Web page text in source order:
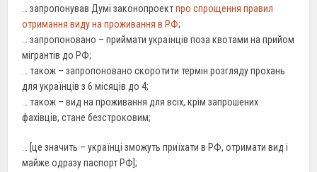
… запропонував Думі законопроектпро спрощення правил
отримання виду на проживання в РФ;
… запропоновано – приймати українців поза квотами на прийом
мігрантів до РФ;
… також – запропоновано скоротити термін розгляду прохань
для українців з 6 місяців до 4;
… також – вид на проживання для всіх, крім запрошених
фахівців, стане безстроковим;
… [це значить – українці зможуть приїхати в РФ, отримати вид і
майже одразу паспорт РФ];